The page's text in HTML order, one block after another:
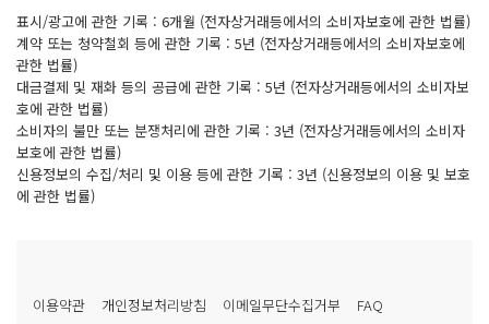
표시/광고에 관한 기록 : 6개월 (전자상거래등에서의 소비자보호에 관한 법률)
계약 또는 청약철회 등에 관한 기록 : 5년 (전자상거래등에서의 소비자보호에
관한 법률)
대금결제 및 재화 등의 공급에 관한 기록 : 5년 (전자상거래등에서의 소비자보
호에 관한 법률)
소비자의 불만 또는 분쟁처리에 관한 기록 : 3년 (전자상거래등에서의 소비자
보호에 관한 법률)
신용정보의 수집/처리 및 이용 등에 관한 기록 : 3년 (신용정보의 이용 및 보호
에 관한 법률)
이용약관 개인정보처리방침 이메일무단수집거부 FAQ